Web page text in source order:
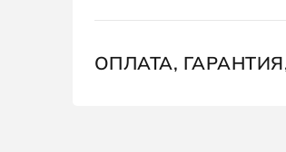
ОПЛАТА,